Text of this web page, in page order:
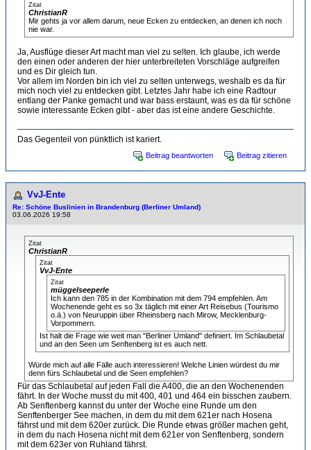
Zitat
ChristianR
Mir gehts ja vor allem darum, neue Ecken zu entdecken, an denen ich noch
nie war.
Ja, Ausflüge dieser Art macht man viel zu selten. Ich glaube, ich werde
den einen oder anderen der hier unterbreiteten Vorschläge aufgreifen
und es Dir gleich tun.
Vor allem im Norden bin ich viel zu selten unterwegs, weshalb es da für
mich noch viel zu entdecken gibt. Letztes Jahr habe ich eine Radtour
entlang der Panke gemacht und war bass erstaunt, was es da für schöne
sowie interessante Ecken gibt - aber das ist eine andere Geschichte.
Das Gegenteil von pünktlich ist kariert.
Beitrag beantworten Beitrag zitieren
VvJ-Ente
Re: Schöne Buslinien in Brandenburg (Berliner Umland)
03.06.2026 19:58
Zitat
ChristianR
Zitat
VvJ-Ente
Zitat
müggelseeperle
Ich kann den 785 in der Kombination mit dem 794 empfehlen. Am
Wochenende geht es so 3x täglich mit einer Art Reisebus (Tourismo
o.ä.) von Neuruppin über Rheinsberg nach Mirow, Mecklenburg-
Vorpommern.
Ist halt die Frage wie weit man "Berliner Umland" definiert. Im Schlaubetal
und an den Seen um Senftenberg ist es auch nett.
Würde mich auf alle Fälle auch interessieren! Welche Linien würdest du mir
denn fürs Schlaubetal und die Seen empfehlen?
Für das Schlaubetal auf jeden Fall die A400, die an den Wochenenden
fährt. In der Woche musst du mit 400, 401 und 464 ein bisschen zaubern.
Ab Senftenberg kannst du unter der Woche eine Runde um den
Senftenberger See machen, in dem du mit dem 621er nach Hosena
fährst und mit dem 620er zurück. Die Runde etwas größer machen geht,
in dem du nach Hosena nicht mit dem 621er von Senftenberg, sondern
mit dem 623er von Ruhland fährst.